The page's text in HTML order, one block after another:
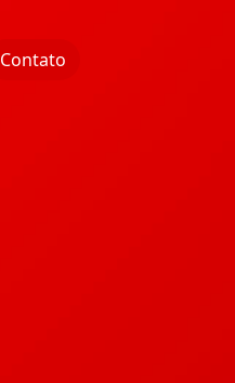
Contato